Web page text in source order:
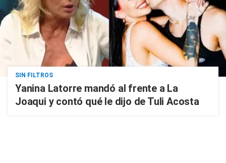
SIN FILTROS
Yanina Latorre mandó al frente a La
Joaqui y contó qué le dijo de Tuli Acosta